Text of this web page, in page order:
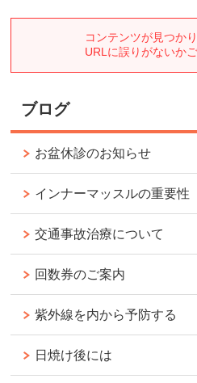
ブログ
お盆休診のお知らせ
インナーマッスルの重要性
交通事故治療について
回数券のご案内
紫外線を内から予防する
日焼け後には